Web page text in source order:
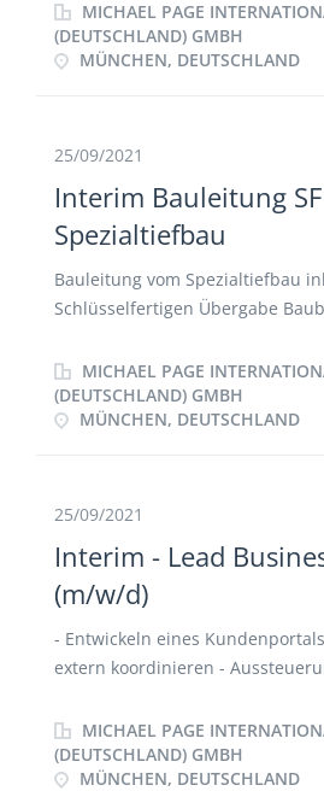
Vermarktung Proaktiver und
zu Mietinteressenten und
HKLS verantwortlich. Sie
Überwachung und Koordination
die Leitung vom Personal. Ihr
Gewerken und dazugehörigen
Dokumentation sowie
Bauleiterberichte runden ihr
MICHAEL PAGE
(DEUTSCHLAND) GMBH
MÜNCHEN, DEUTSCHLAND
25/09/2021
Interim Bauleitung
Spezialtiefbau
Bauleitung vom Spezialtiefbau
Schlüsselfertigen Übergabe
führenMICHAEL PAGE
(DEUTSCHLAND) GMBH
MÜNCHEN, DEUTSCHLAND
25/09/2021
Interim - Lead
(m/w/d)
- Entwickeln eines
extern koordinieren -
Diagramme, Use Case
Fachdatenmodellierung, SST-
MICHAEL PAGE
(DEUTSCHLAND) GMBH
MÜNCHEN, DEUTSCHLAND